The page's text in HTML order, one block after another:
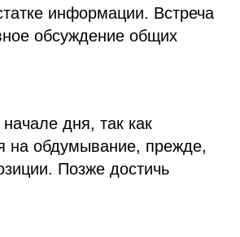
информации. Встреча
обсуждение общих
дня, так как
на обдумывание, прежде,
Позже достичь